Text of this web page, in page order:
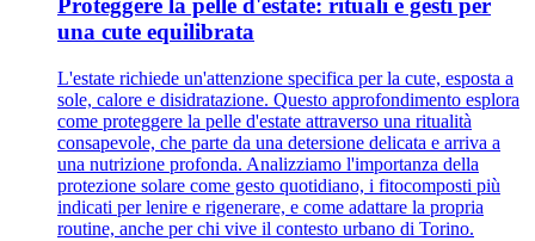
Proteggere la pelle d'estate: rituali e gesti per
una cute equilibrata
L'estate richiede un'attenzione specifica per la cute, esposta a
sole, calore e disidratazione. Questo approfondimento esplora
come proteggere la pelle d'estate attraverso una ritualità
consapevole, che parte da una detersione delicata e arriva a
una nutrizione profonda. Analizziamo l'importanza della
protezione solare come gesto quotidiano, i fitocomposti più
indicati per lenire e rigenerare, e come adattare la propria
routine, anche per chi vive il contesto urbano di Torino.